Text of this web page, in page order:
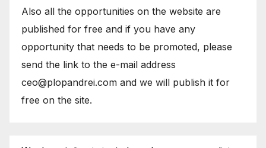
Also all the opportunities on the website are
published for free and if you have any
opportunity that needs to be promoted, please
send the link to the e-mail address
ceo@plopandrei.com and we will publish it for
free on the site.